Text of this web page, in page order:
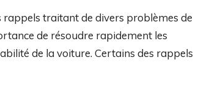
rappels traitant de divers problèmes de
de résoudre rapidement les
de la voiture. Certains des rappels